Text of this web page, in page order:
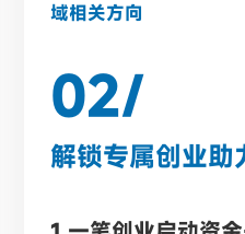
域相关方向
02/
解锁专属创业助